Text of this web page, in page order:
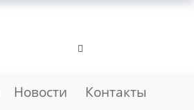
Новости Контакты